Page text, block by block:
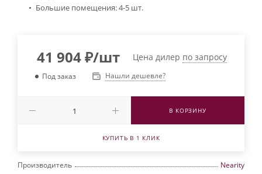
Большие помещения: 4-5 шт.
41 904₽/шт Цена дилер по запросу
Под заказ Нашли дешевле?
В КОРЗИНУ
КУПИТЬ В 1 КЛИК
Производитель
Nearity